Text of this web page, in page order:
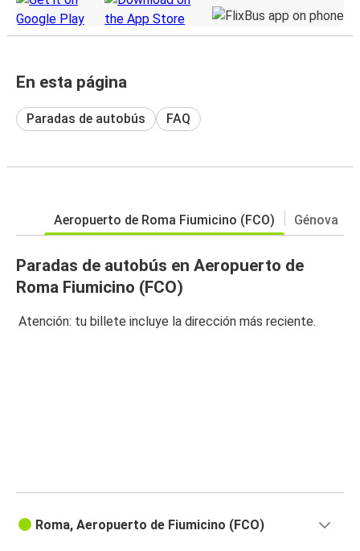
En esta página
Paradas de autobús FAQ
Aeropuerto de Roma Fiumicino (FCO) Génova
Paradas de autobús en Aeropuerto de
Roma Fiumicino (FCO)
Atención: tu billete incluye la dirección más reciente.
Roma, Aeropuerto de Fiumicino (FCO)